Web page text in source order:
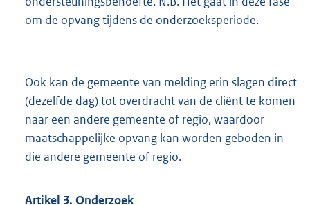
om de opvang tijdens de onderzoeksperiode.
Ook kan de gemeente van melding erin slagen direct
(dezelfde dag) tot overdracht van de cliënt te komen
naar een andere gemeente of regio, waardoor
maatschappelijke opvang kan worden geboden in
die andere gemeente of regio.
Artikel 3. Onderzoek